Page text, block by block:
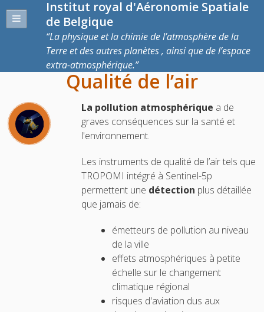
Institut royal d'Aéronomie Spatiale
de Belgique
La physique et la chimie de l’atmosphère de la
Terre et des autres planètes , ainsi que de l’espace
extra-atmosphérique.
Qualité de l’air
La pollution atmosphérique a de
graves conséquences sur la santé et
l'environnement.
Les instruments de qualité de l’air tels que
TROPOMI intégré à Sentinel-5p
permettent une détection plus détaillée
que jamais de:
émetteurs de pollution au niveau
de la ville
effets atmosphériques à petite
échelle sur le changement
climatique régional
risques d'aviation dus aux